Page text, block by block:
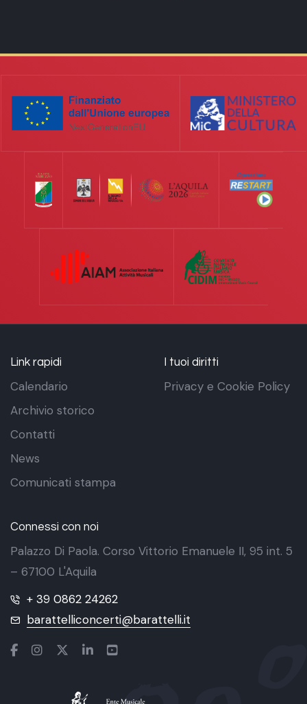
Link rapidi
Calendario
Archivio storico
Contatti
News
Comunicati stampa
I tuoi diritti
Privacy e Cookie Policy
Connessi con noi
Palazzo Di Paola. Corso Vittorio Emanuele II, 95 int. 5
– 67100 L'Aquila
+ 39 0862 24262
barattelliconcerti@barattelli.it